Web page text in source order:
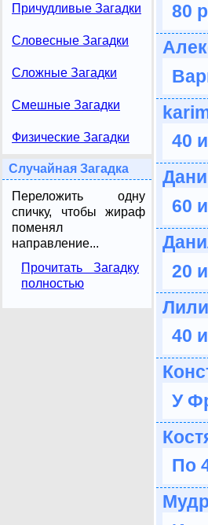
Причудливые Загадки
Словесные Загадки
Сложные Загадки
Смешные Загадки
Физические Загадки
Случайная Загадка
Переложить одну
спичку, чтобы жираф
поменял
направление...
Прочитать Загадку
полностью
80
40
60
20
40
У
По